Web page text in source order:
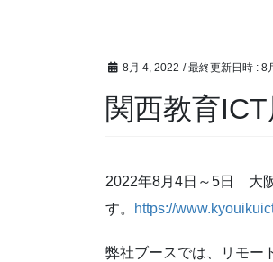
8月 4, 2022 / 最終更新日時 : 8
関西教育
2022年8月4日～5日 大
す。
https://
弊社ブースでは、リモー